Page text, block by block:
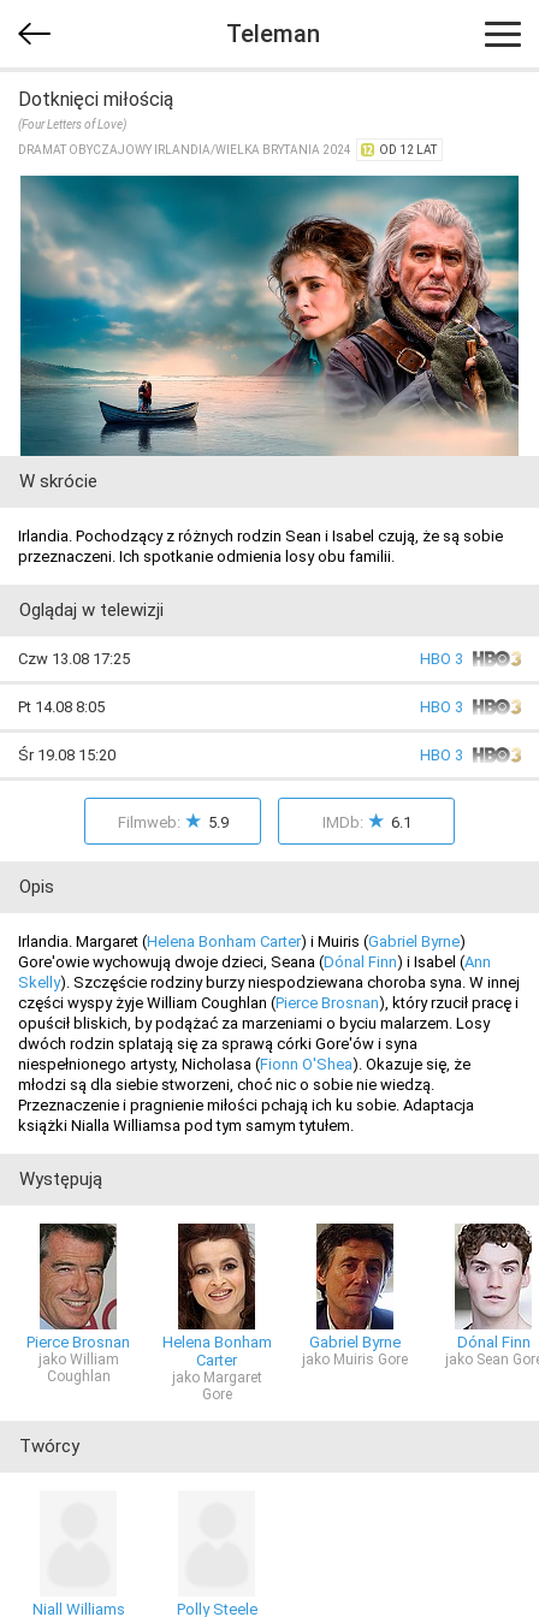
Teleman
Dotknięci miłością
(Four Letters of Love)
DRAMAT OBYCZAJOWY IRLANDIA/​WIELKA BRYTANIA 2024
OD 12 LAT
W skrócie
Irlandia. Pochodzący z różnych rodzin Sean i Isabel czują, że są sobie
przeznaczeni. Ich spotkanie odmienia losy obu familii.
Oglądaj w telewizji
Czw 13.08 17:25 HBO 3
Pt 14.08 8:05 HBO 3
Śr 19.08 15:20 HBO 3
Filmweb: ★ 5.9 IMDb: ★ 6.1
Opis
Irlandia. Margaret (Helena Bonham Carter) i Muiris (Gabriel Byrne)
Gore'owie wychowują dwoje dzieci, Seana (Dónal Finn) i Isabel (Ann
Skelly). Szczęście rodziny burzy niespodziewana choroba syna. W innej
części wyspy żyje William Coughlan (Pierce Brosnan), który rzucił pracę i
opuścił bliskich, by podążać za marzeniami o byciu malarzem. Losy
dwóch rodzin splatają się za sprawą córki Gore'ów i syna
niespełnionego artysty, Nicholasa (Fionn O'Shea). Okazuje się, że
młodzi są dla siebie stworzeni, choć nic o sobie nie wiedzą.
Przeznaczenie i pragnienie miłości pchają ich ku sobie. Adaptacja
książki Nialla Williamsa pod tym samym tytułem.
Występują
Pierce Brosnan
jako William
Coughlan
Helena Bonham
Carter
jako Margaret
Gore
Gabriel Byrne
jako Muiris Gore
Dónal Finn
jako Sean
Twórcy
Niall Williams Polly Steele